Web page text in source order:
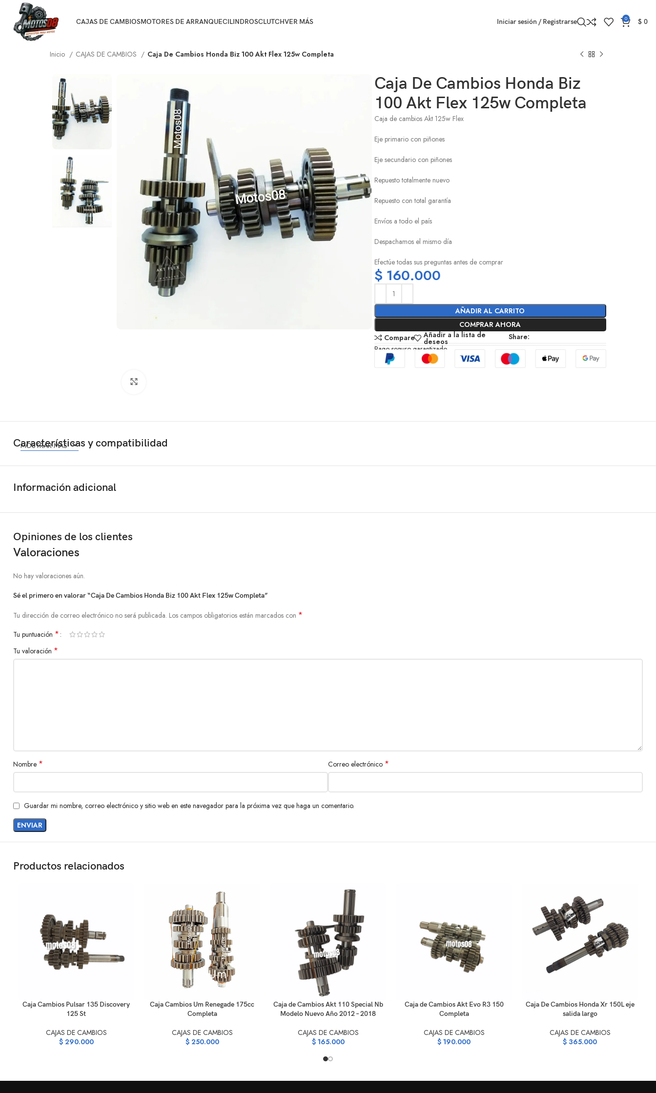
CAJAS DE CAMBIOSMOTORES DE ARRANQUECILINDROSCLUTCHVER MÁS Iniciar sesión / Registrarse 0 $ 0
Inicio CAJAS DE CAMBIOS Caja De Cambios Honda Biz 100 Akt Flex 125w Completa
Caja De Cambios Honda Biz
100 Akt Flex 125w Completa
Caja de cambios Akt 125w Flex
Eje primario con piñones
Eje secundario con piñones
Repuesto totalmente nuevo
Repuesto con total garantía
Envíos a todo el país
Despachamos el mismo día
Efectúe todas sus preguntas antes de comprar
$ 160.000
AÑADIR AL CARRITO
COMPRAR AHORA
Compare
Añadir a la lista de
deseos
Share:
Pago seguro garantizado
Características y compatibilidad
MOSTRAR MÁS
Información adicional
Opiniones de los clientes
Valoraciones
No hay valoraciones aún.
Sé el primero en valorar “Caja De Cambios Honda Biz 100 Akt Flex 125w Completa”
Tu dirección de correo electrónico no será publicada. Los campos obligatorios están marcados con *
Tu puntuación *
Tu valoración *
Nombre * Correo electrónico *
Guardar mi nombre, correo electrónico y sitio web en este navegador para la próxima vez que haga un comentario.
Productos relacionados
AÑADIR AL CARRITO
Caja Cambios Pulsar 135 Discovery
125 St
CAJAS DE CAMBIOS
$290.000
AÑADIR AL CARRITO
Caja Cambios Um Renegade 175cc
Completa
CAJAS DE CAMBIOS
$250.000
AÑADIR AL CARRITO
Caja de Cambios Akt 110 Special Nb
Modelo Nuevo Año 2012 – 2018
CAJAS DE CAMBIOS
$165.000
AÑADIR AL CARRITO
Caja de Cambios Akt Evo R3 150
Completa
CAJAS DE CAMBIOS
$ 190.000
AÑADIR AL CARRITO
Caja De Cambios Honda Xr 150L eje
salida largo
CAJAS DE CAMBIOS
$ 365.000